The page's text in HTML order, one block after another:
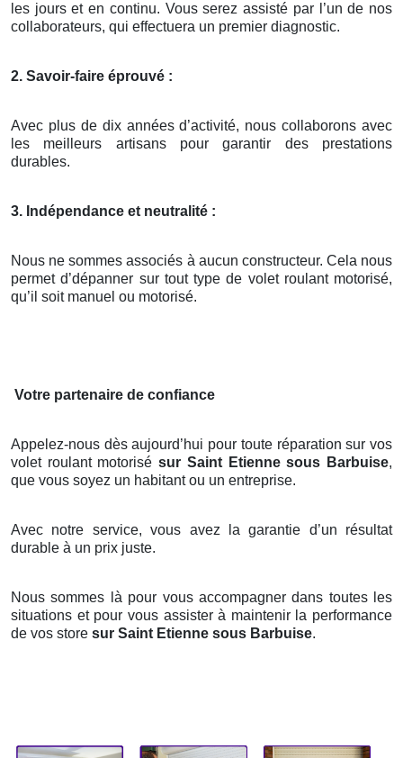
les jours et en continu. Vous serez assisté par l’un de nos
collaborateurs, qui effectuera un premier diagnostic.
2. Savoir-faire éprouvé :
Avec plus de dix années d’activité, nous collaborons avec
les meilleurs artisans pour garantir des prestations
durables.
3. Indépendance et neutralité :
Nous ne sommes associés à aucun constructeur. Cela nous
permet d’dépanner sur tout type de volet roulant motorisé,
qu’il soit manuel ou motorisé.
Votre partenaire de confiance
Appelez-nous dès aujourd’hui pour toute réparation sur vos
volet roulant motorisésur Saint Etienne sous Barbuise,
que vous soyez un habitant ou un entreprise.
Avec notre service, vous avez la garantie d’un résultat
durable à un prix juste.
Nous sommes là pour vous accompagner dans toutes les
situations et pour vous assister à maintenir la performance
de vos store sur Saint Etienne sous Barbuise.